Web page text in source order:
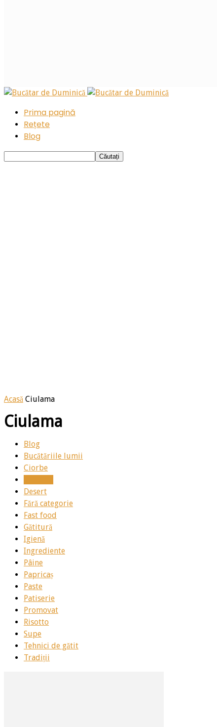
Prima pagină
Rețete
Blog
Acasă Ciulama
Ciulama
Blog
Bucătăriile lumii
Ciorbe
Desert
Fără categorie
Fast food
Gătitură
Igienă
Ingrediente
Pâine
Papricaș
Paste
Patiserie
Promovat
Risotto
Supe
Tehnici de gătit
Tradiții